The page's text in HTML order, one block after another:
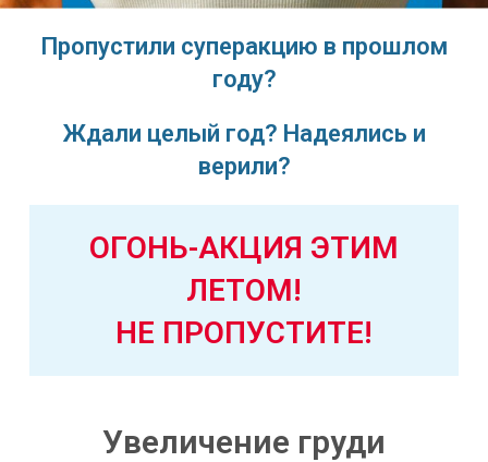
Пропустили суперакцию в прошлом
году?
Ждали целый год? Надеялись и
верили?
ОГОНЬ-АКЦИЯ ЭТИМ
ЛЕТОМ!
НЕ ПРОПУСТИТЕ!
Увеличение груди